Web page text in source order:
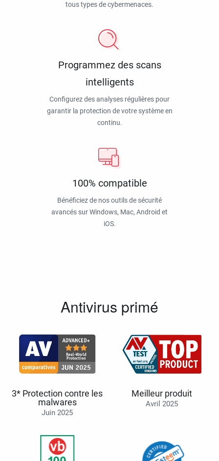
tous types de cybermenaces.
Programmez des scans
intelligents
Configurez des analyses régulières pour
garantir la protection de votre système en
continu.
100% compatible
Bénéficiez de nos outils de sécurité
avancés sur Windows, Mac, Android et
iOS.
Antivirus primé
3* Protection contre les
malwares
Juin 2025
Meilleur produit
Avril 2025